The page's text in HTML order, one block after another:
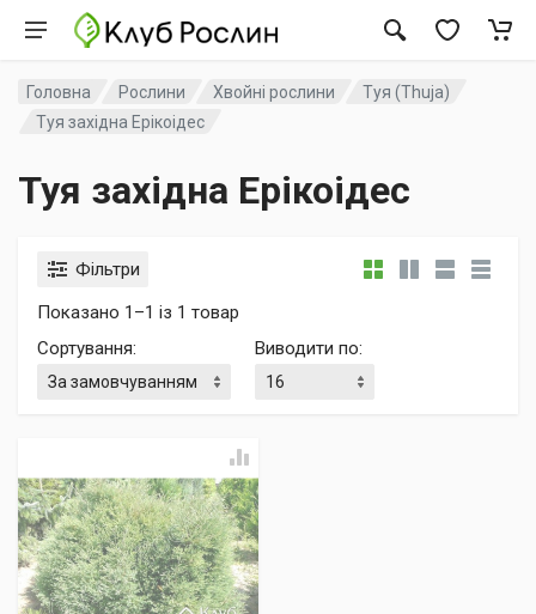
Головна Рослини Хвойні рослини
Туя (Thuja)
Туя західна Ерікоідес
Туя західна Ерікоідес
Фільтри
Показано 1–1 із 1 товар
Сортування: Виводити по: